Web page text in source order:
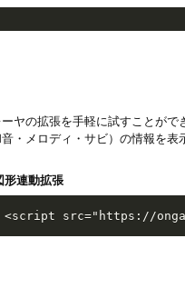
の拡張を手軽に試すことがで
メロディ・サビ）の情報を表
api-examples/
形連動拡張
<script src="https://